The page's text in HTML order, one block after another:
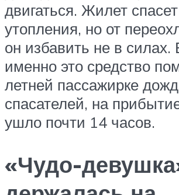
двигаться. Жилет
утопления, но от
он избавить не в силах.
именно это средство
летней пассажирке
спасателей, на
ушло почти 14 часов.
«Чудо-